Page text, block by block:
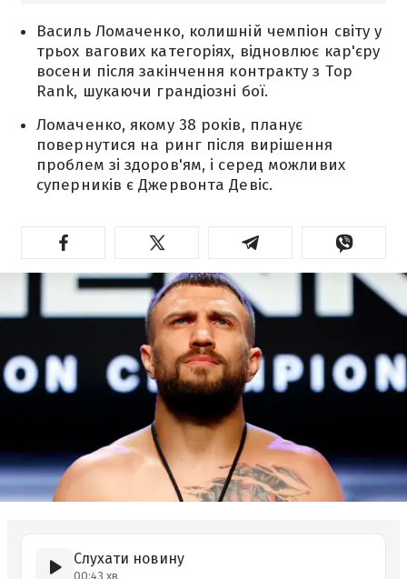
Василь Ломаченко, колишній чемпіон світу у
трьох вагових категоріях, відновлює кар'єру
восени після закінчення контракту з Top
Rank, шукаючи грандіозні бої.
Ломаченко, якому 38 років, планує
повернутися на ринг після вирішення
проблем зі здоров'ям, і серед можливих
суперників є Джервонта Девіс.
Слухати новину
00:43 хв